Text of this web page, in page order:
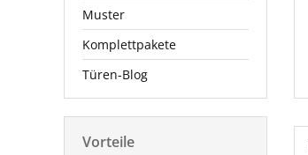
Muster
Komplettpakete
Türen-Blog
Vorteile